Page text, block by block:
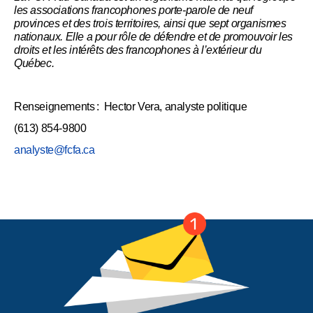
les associations francophones porte-parole de neuf
provinces et des trois territoires, ainsi que sept organismes
nationaux. Elle a pour rôle de défendre et de promouvoir les
droits et les intérêts des francophones à l’extérieur du
Québec.
Renseignements : Hector Vera, analyste politique
(613) 854-9800
analyste@fcfa.ca